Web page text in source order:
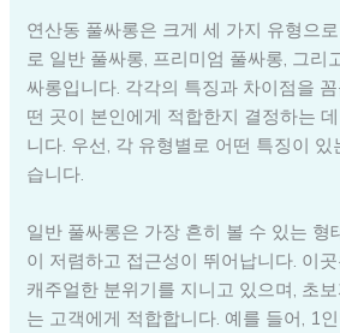
연산동 풀싸롱은 크게 세 가지 유형으
로 일반 풀싸롱, 프리미엄 풀싸롱, 그리
싸롱입니다. 각각의 특징과 차이점을
떤 곳이 본인에게 적합한지 결정하는
니다. 우선, 각 유형별로 어떤 특징이
습니다.
일반 풀싸롱은 가장 흔히 볼 수 있는 형
이 저렴하고 접근성이 뛰어납니다. 이
캐주얼한 분위기를 지니고 있으며, 초
는 고객에게 적합합니다. 예를 들어, 1